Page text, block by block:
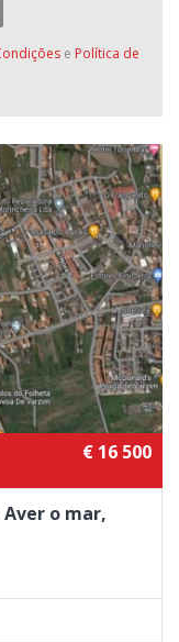
e Política de
€ 16 500
o mar,